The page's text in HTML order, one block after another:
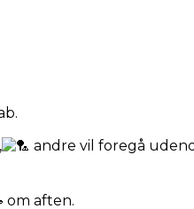
andre vil foregå
om aften.